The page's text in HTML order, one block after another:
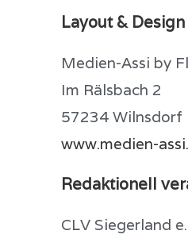
Layout & Design
Medien-Assi by
Im Rälsbach 2
57234 Wilnsdorf
www.medien-
Redaktionell
CLV Siegerland